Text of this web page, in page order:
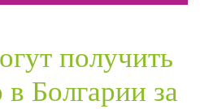
получить
Болгарии за